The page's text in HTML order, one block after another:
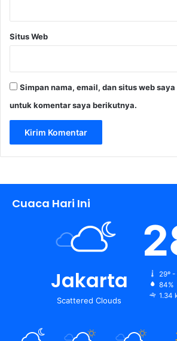
Situs Web
Simpan nama, email, dan situs web
untuk komentar saya berikutnya.
Cuaca Hari Ini
Jakarta
Scattered Clouds
29º -
84%
1.34